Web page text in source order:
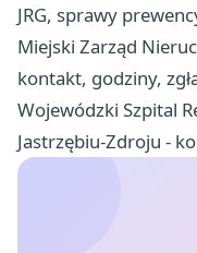
JRG, sprawy
Miejski Zarząd
kontakt, godziny,
Wojewódzki Szpital
Jastrzębiu-Zdroju -